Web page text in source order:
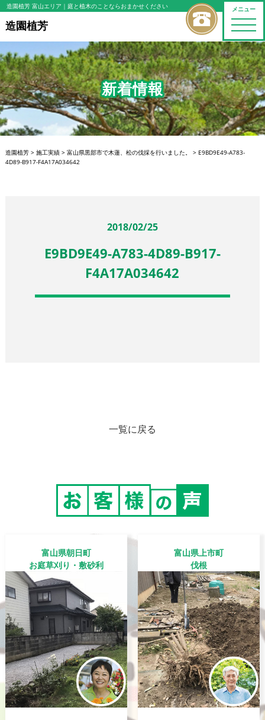
メニュー
toggle
造園植芳 富山エリア ｜庭と植木のことならおまかせください
造園植芳
新着情報
造園植芳> 施工実績> 富山県黒部市で木蓮、松の伐採を行いました。 > E9BD9E49-A783-
4D89-B917-F4A17A034642
2018/02/25
E9BD9E49-A783-4D89-B917-
F4A17A034642
一覧に戻る
富山県朝日町
お庭草刈り・敷砂利
富山県上市町
伐根